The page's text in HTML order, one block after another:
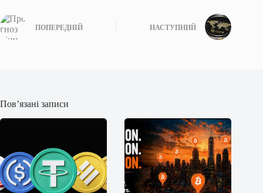
ПОПЕРЕДНІЙ НАСТУПНИЙ
Пов’язані записи